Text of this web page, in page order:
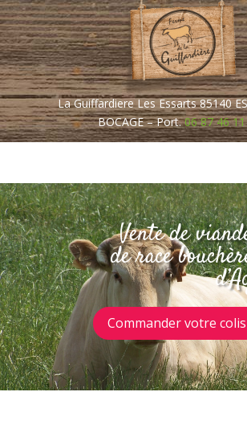
La Guiffardiere Les Essarts85140
BOCAGE –Port.06 87 46
Vente de
de race
Commander votre